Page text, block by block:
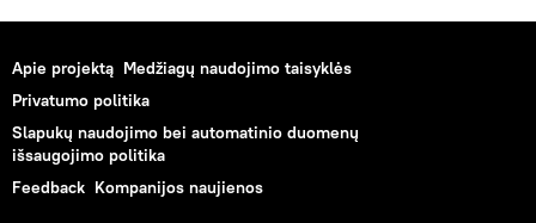
Apie projektą Medžiagų naudojimo taisyklės
Privatumo politika
Slapukų naudojimo bei automatinio duomenų
išsaugojimo politika
Feedback Kompanijos naujienos